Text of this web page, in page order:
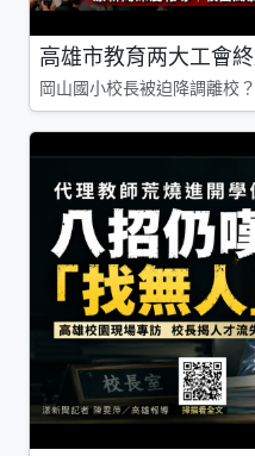
高雄市教育两大工會
岡山國小校長被迫降調離校